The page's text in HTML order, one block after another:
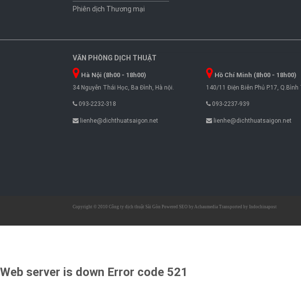
Phiên dịch Thương mại
VĂN PHÒNG DỊCH THUẬT
Hà Nội (8h00 - 18h00)
34 Nguyễn Thái Học, Ba Đình, Hà nội.
093-2232-318
lienhe@dichthuatsaigon.net
Hồ Chí Minh (8h00 - 18h00)
140/11 Điện Biên Phủ P.17, Q.Bình
093-2237-939
lienhe@dichthuatsaigon.net
Copyright © 2010 Công ty dịch thuật Sài Gòn Powered SEO by Achaumedia Transported by Indochinapost
Web server is down Error code 521